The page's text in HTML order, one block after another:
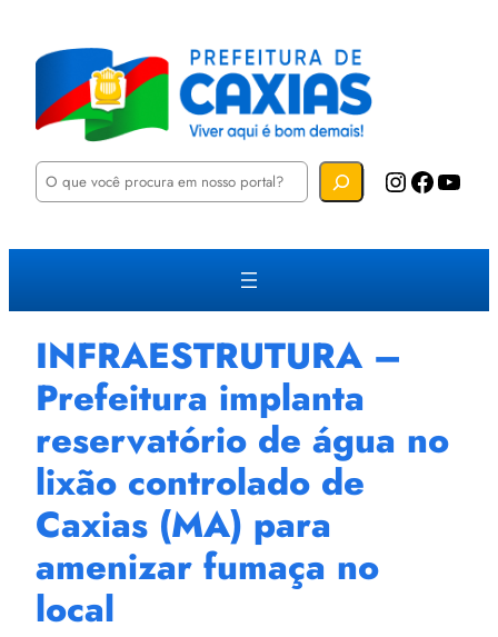
P
u
a
Instagram Facebook YouTube
INFRAESTRUTURA –
Prefeitura implanta
reservatório de água no
lixão controlado de
Caxias (MA) para
amenizar fumaça no
local